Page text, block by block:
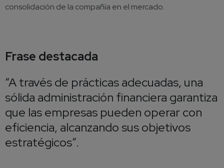
consolidación de la compañía en el mercado.
Frase destacada
“A través de prácticas adecuadas, una
sólida administración financiera garantiza
que las empresas pueden operar con
eficiencia, alcanzando sus objetivos
estratégicos”.